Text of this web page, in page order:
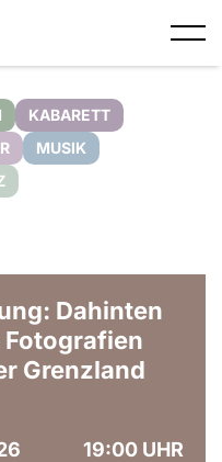
KABARETT
MUSIK
Dahinten
Grenzland
19:00 UHR